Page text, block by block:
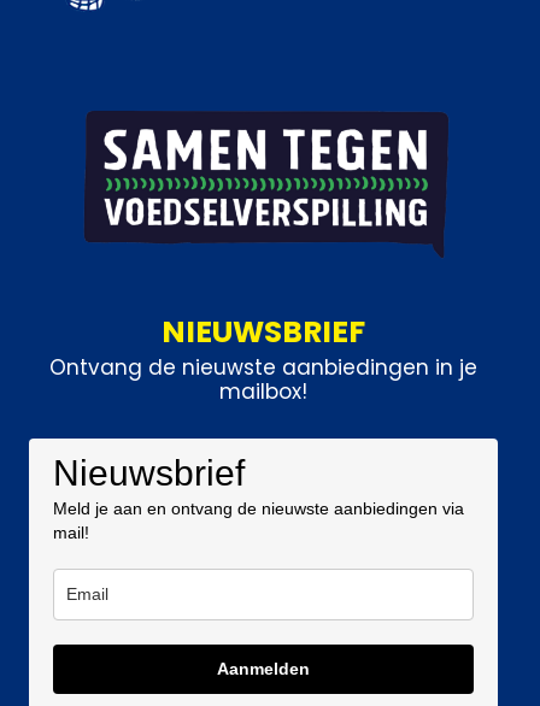
NIEUWSBRIEF
Ontvang de nieuwste aanbiedingen in je
mailbox!
Nieuwsbrief
Meld je aan en ontvang de nieuwste aanbiedingen via
mail!
Aanmelden